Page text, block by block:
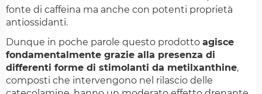
fonte di caffeina ma anche con potenti proprietà
antiossidanti.
Dunque in poche parole questo prodotto agisce
fondamentalmente grazie alla presenza di
differenti forme di stimolanti da metilxanthine,
composti che intervengono nel rilascio delle